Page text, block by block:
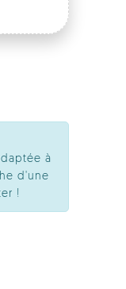
à
d'une
!